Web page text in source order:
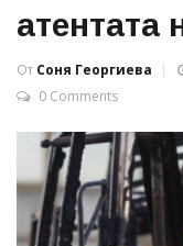
атентата
От Соня Георгиева
0 Comments